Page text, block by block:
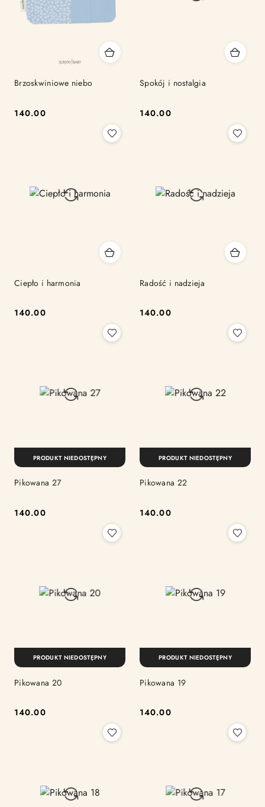
Brzoskwiniowe niebo
Cena:
140.00
Spokój i nostalgia
Cena:
140.00
Ciepło i harmonia
Cena:
140.00
Radość i nadzieja
Cena:
140.00
Pikowana 27
Cena:
140.00
PRODUKT NIEDOSTĘPNY
Pikowana 22
Cena:
140.00
PRODUKT NIEDOSTĘPNY
Pikowana 20
Cena:
140.00
PRODUKT NIEDOSTĘPNY
Pikowana 19
Cena:
140.00
PRODUKT NIEDOSTĘPNY